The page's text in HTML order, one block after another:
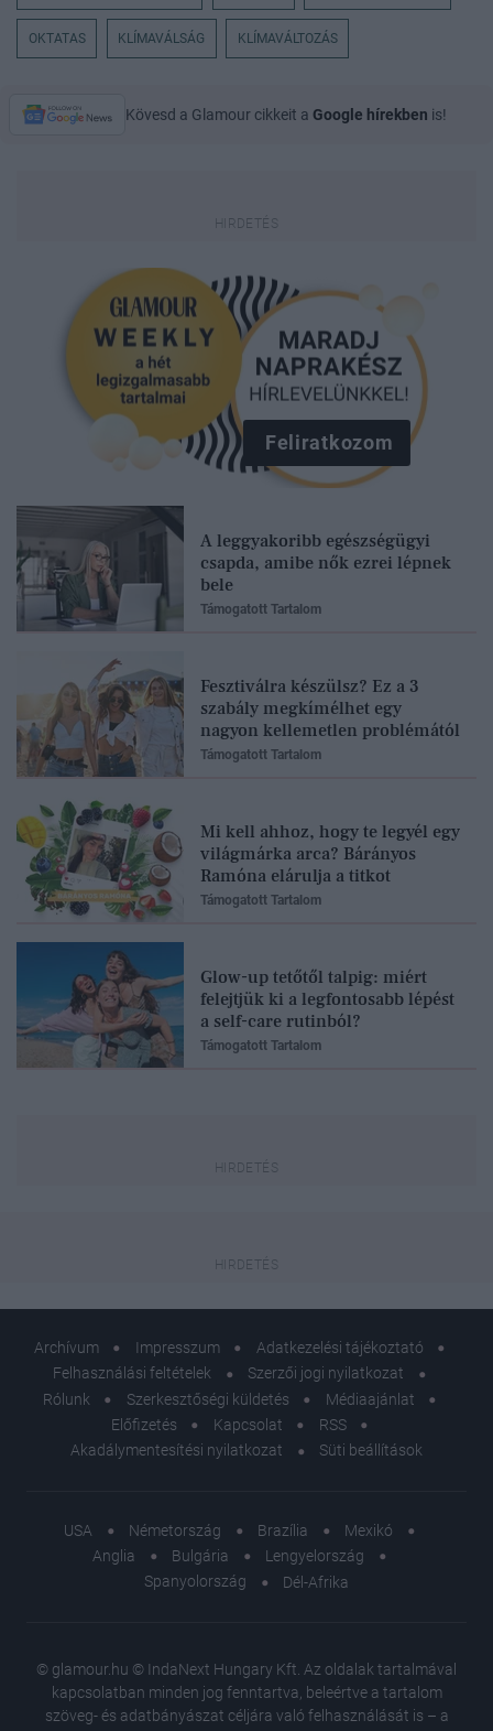
OKTATAS KLÍMAVÁLSÁG KLÍMAVÁLTOZÁS
Kövesd a Glamour cikkeit a Google hírekben is!
Feliratkozom
A leggyakoribb egészségügyi
csapda, amibe nők ezrei lépnek
bele
Támogatott Tartalom
Fesztiválra készülsz? Ez a 3
szabály megkímélhet egy
nagyon kellemetlen problémától
Támogatott Tartalom
Mi kell ahhoz, hogy te legyél egy
világmárka arca? Bárányos
Ramóna elárulja a titkot
Támogatott Tartalom
Glow-up tetőtől talpig: miért
felejtjük ki a legfontosabb lépést
a self-care rutinból?
Támogatott Tartalom
Archívum Impresszum
Adatkezelési tájékoztató
Felhasználási feltételek
Szerzői jogi nyilatkozat
Rólunk
Szerkesztőségi küldetés
Médiaajánlat
Előfizetés
Kapcsolat
RSS
Akadálymentesítési nyilatkozat
Süti beállítások
USA Németország Brazília
Mexikó
Anglia
Bulgária
Lengyelország
Spanyolország
Dél-Afrika
© glamour.hu © IndaNext Hungary Kft. Az oldalak tartalmával
kapcsolatban minden jog fenntartva, beleértve a tartalom
szöveg- és adatbányászat céljára való felhasználását is – a